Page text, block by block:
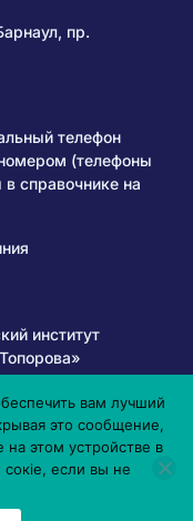
пр.
телефон
(телефоны
справочнике на
институт
вам лучший
это сообщение,
на этом устройстве в
если вы не